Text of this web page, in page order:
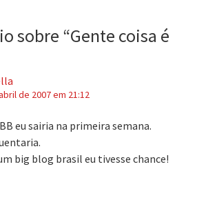
sobre “Gente coisa é
de 2007 em 21:12
eu sairia na primeira semana.
big blog brasil eu tivesse chance!